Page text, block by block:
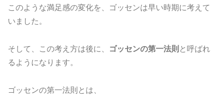
このような満足感の変化を、ゴッセンは早い時期に考えて
いました。
そして、この考え方は後に、 ゴッセンの第一法則 と呼ばれ
るようになります。
ゴッセンの第一法則とは、